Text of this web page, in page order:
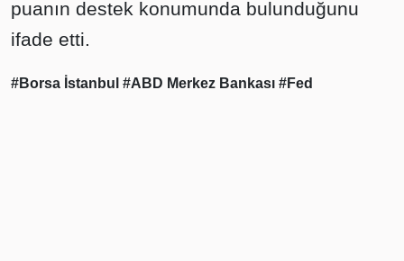
puanın destek konumunda bulunduğunu
ifade etti.
#Borsa İstanbul #ABD Merkez Bankası #Fed